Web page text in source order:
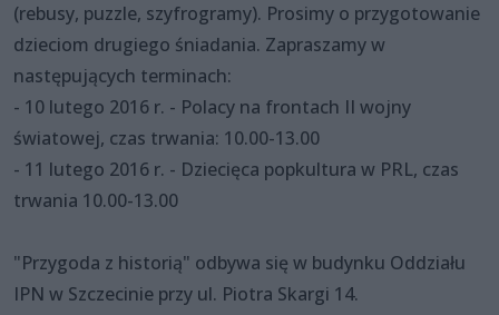
(rebusy, puzzle, szyfrogramy). Prosimy o przygotowanie
dzieciom drugiego śniadania. Zapraszamy w
następujących terminach:
- 10 lutego 2016 r. - Polacy na frontach II wojny
światowej, czas trwania: 10.00-13.00
- 11 lutego 2016 r. - Dziecięca popkultura w PRL, czas
trwania 10.00-13.00
"Przygoda z historią" odbywa się w budynku Oddziału
IPN w Szczecinie przy ul. Piotra Skargi 14.